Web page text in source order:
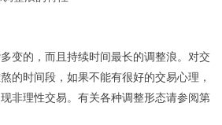
变的，而且持续时间最长的调整浪。对交
的时间段，如果不能有很好的交易心理，
非理性交易。有关各种调整形态请参阅第